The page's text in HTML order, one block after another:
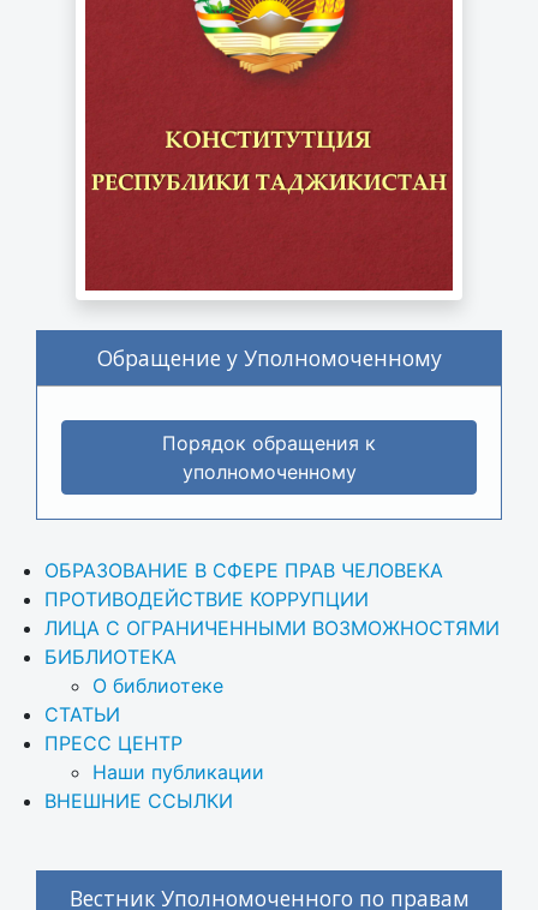
Обращение у Уполномоченному
Порядок обращения к
уполномоченному
ОБРАЗОВАНИЕ В СФЕРЕ ПРАВ ЧЕЛОВЕКА
ПРОТИВОДЕЙСТВИЕ КОРРУПЦИИ
ЛИЦА С ОГРАНИЧЕННЫМИ ВОЗМОЖНОСТЯМИ
БИБЛИОТЕКА
О библиотеке
СТАТЬИ
ПРЕСС ЦЕНТР
Наши публикации
ВНЕШНИЕ ССЫЛКИ
Вестник Уполномоченного по правам